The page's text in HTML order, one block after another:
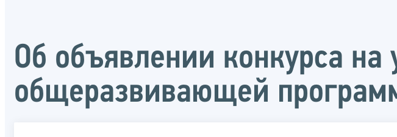
Об объявлении конкурса на
общеразвивающей